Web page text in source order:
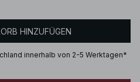
HINZUFÜGEN
innerhalb von 2-5 Werktagen*